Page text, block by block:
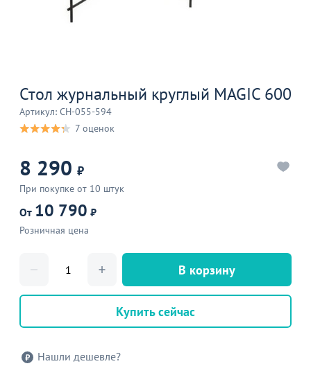
Стол журнальный круглый MAGIC 600
Артикул: CH-055-594
7 оценок
8 290 ₽
При покупке от 10 штук
От 10 790 ₽
Розничная цена
В корзину
Купить сейчас
Нашли дешевле?